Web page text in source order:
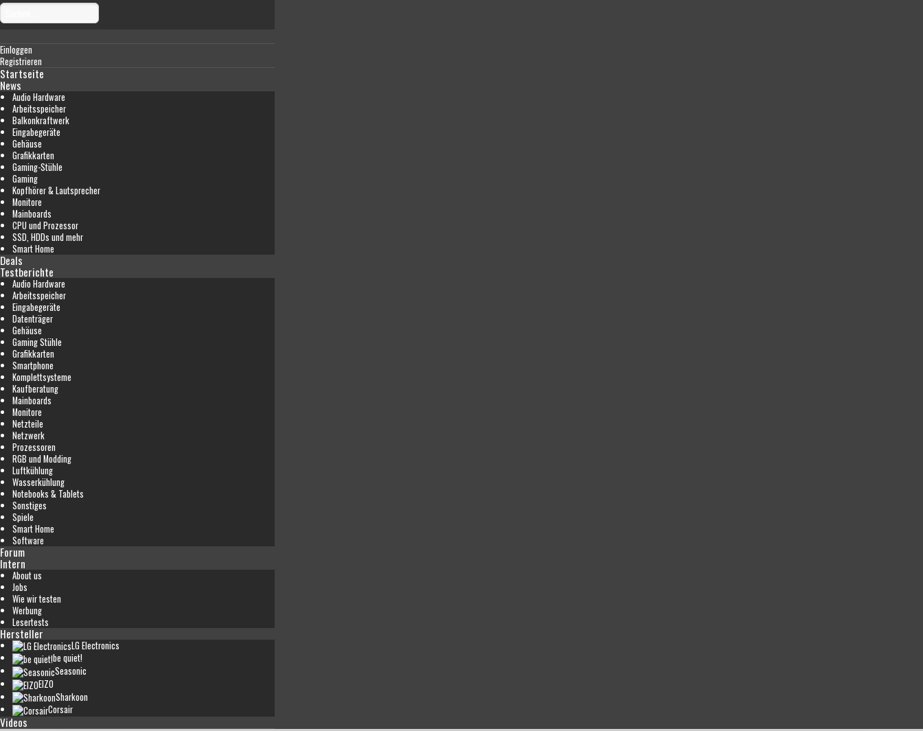
Einloggen
Registrieren
Startseite
News
Audio Hardware
Arbeitsspeicher
Balkonkraftwerk
Eingabegeräte
Gehäuse
Grafikkarten
Gaming-Stühle
Gaming
Kopfhörer & Lautsprecher
Monitore
Mainboards
CPU und Prozessor
SSD, HDDs und mehr
Smart Home
Deals
Testberichte
Audio Hardware
Arbeitsspeicher
Eingabegeräte
Datenträger
Gehäuse
Gaming Stühle
Grafikkarten
Smartphone
Komplettsysteme
Kaufberatung
Mainboards
Monitore
Netzteile
Netzwerk
Prozessoren
RGB und Modding
Luftkühlung
Wasserkühlung
Notebooks & Tablets
Sonstiges
Spiele
Smart Home
Software
Forum
Intern
About us
Jobs
Wie wir testen
Werbung
Lesertests
Hersteller
LG Electronics
be quiet!
Seasonic
EIZO
Sharkoon
Corsair
Videos